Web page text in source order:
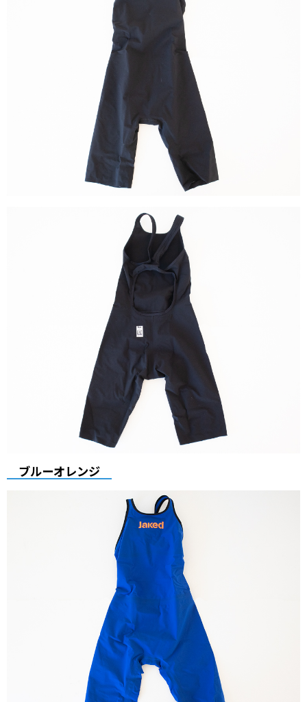
ブルーオレンジ